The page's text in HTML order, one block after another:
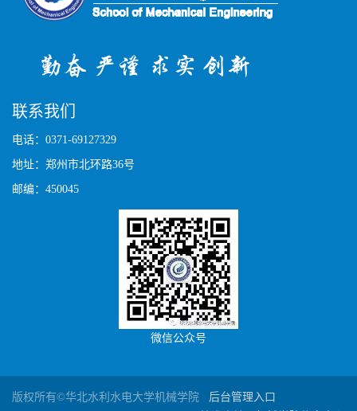
联系我们
电话：0371-69127329
地址：郑州市北环路36号
邮编：450045
微信公众号
版权所有©华北水利水电大学机械学院
后台管理入口